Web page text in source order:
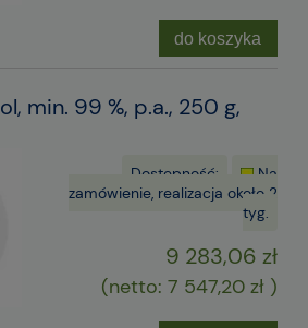
do koszyka
min. 99 %, p.a., 250 g,
Dostępność:
Na
zamówienie, realizacja około 2
tyg.
9 283,06 zł
(netto: 7 547,20 zł )